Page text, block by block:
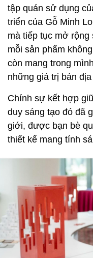
tập quán sử dụng
triển của Gỗ Minh
mà tiếp tục mở
mỗi sản phẩm
còn mang trong
những giá trị bản
Chính sự kết hợp
duy sáng tạo đó đã
giới, được bạn bè
thiết kế mang tính